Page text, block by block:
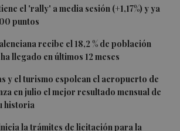
el 'rally' a media sesión (+1,17%) y ya
puntos
recibe el 18,2 % de población
llegado en últimos 12 meses
y el turismo espolean el aeropuerto de
en julio el mejor resultado mensual de
historia
la trámites de licitación para la